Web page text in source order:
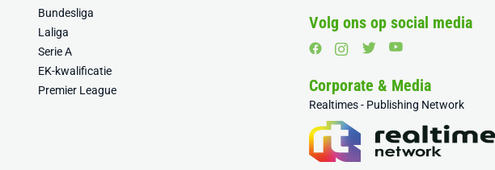
Bundesliga
Laliga
Serie A
EK-kwalificatie
Premier League
Volg ons op social media
Corporate & Media
Realtimes - Publishing Network